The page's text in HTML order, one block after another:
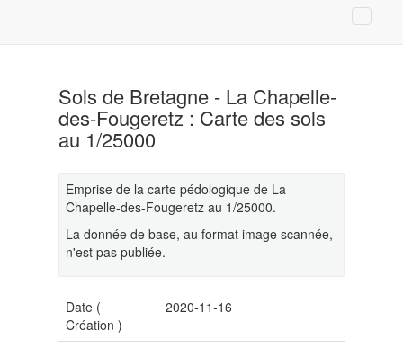
Sols de Bretagne - La Chapelle-
des-Fougeretz : Carte des sols
au 1/25000
Emprise de la carte pédologique de La
Chapelle-des-Fougeretz au 1/25000.
La donnée de base, au format image scannée,
n'est pas publiée.
Date (
Création )
2020-11-16